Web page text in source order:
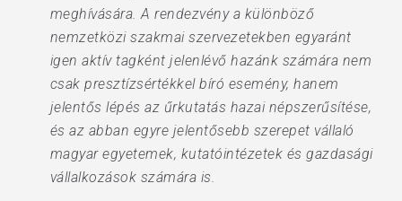
meghívására. A rendezvény a különböző
nemzetközi szakmai szervezetekben egyaránt
igen aktív tagként jelenlévő hazánk számára nem
csak presztízsértékkel bíró esemény, hanem
jelentős lépés az űrkutatás hazai népszerűsítése,
és az abban egyre jelentősebb szerepet vállaló
magyar egyetemek, kutatóintézetek és gazdasági
vállalkozások számára is.